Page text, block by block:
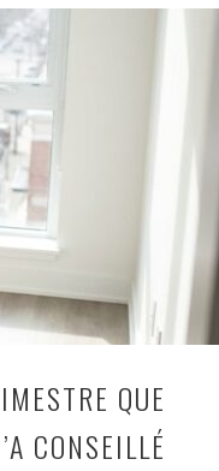
QUE
CONSEILLÉ